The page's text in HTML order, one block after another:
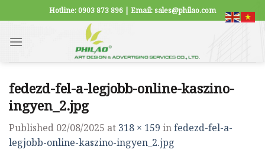
to
content
Hotline: 0903 873 896 | Email: sales@philao.com
fedezd-fel-a-legjobb-online-kaszino-
ingyen_2.jpg
Published 02/08/2025 at 318 × 159 infedezd-fel-a-
legjobb-online-kaszino-ingyen_2.jpg